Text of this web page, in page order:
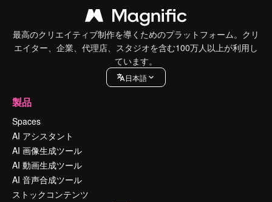
最高のクリエイティブ制作を導くためのプラットフォーム。クリ
エイター、企業、代理店、スタジオを含む100万人以上が利用し
ています。
日本語
製品
Spaces
AI アシスタント
AI 画像生成ツール
AI 動画生成ツール
AI 音声合成ツール
ストックコンテンツ